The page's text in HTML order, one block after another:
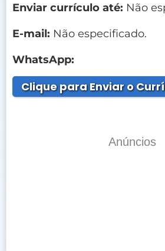
Enviar currículo até: Não
E-mail: Não especificado.
WhatsApp:
Clique para Enviar o
Anúncios